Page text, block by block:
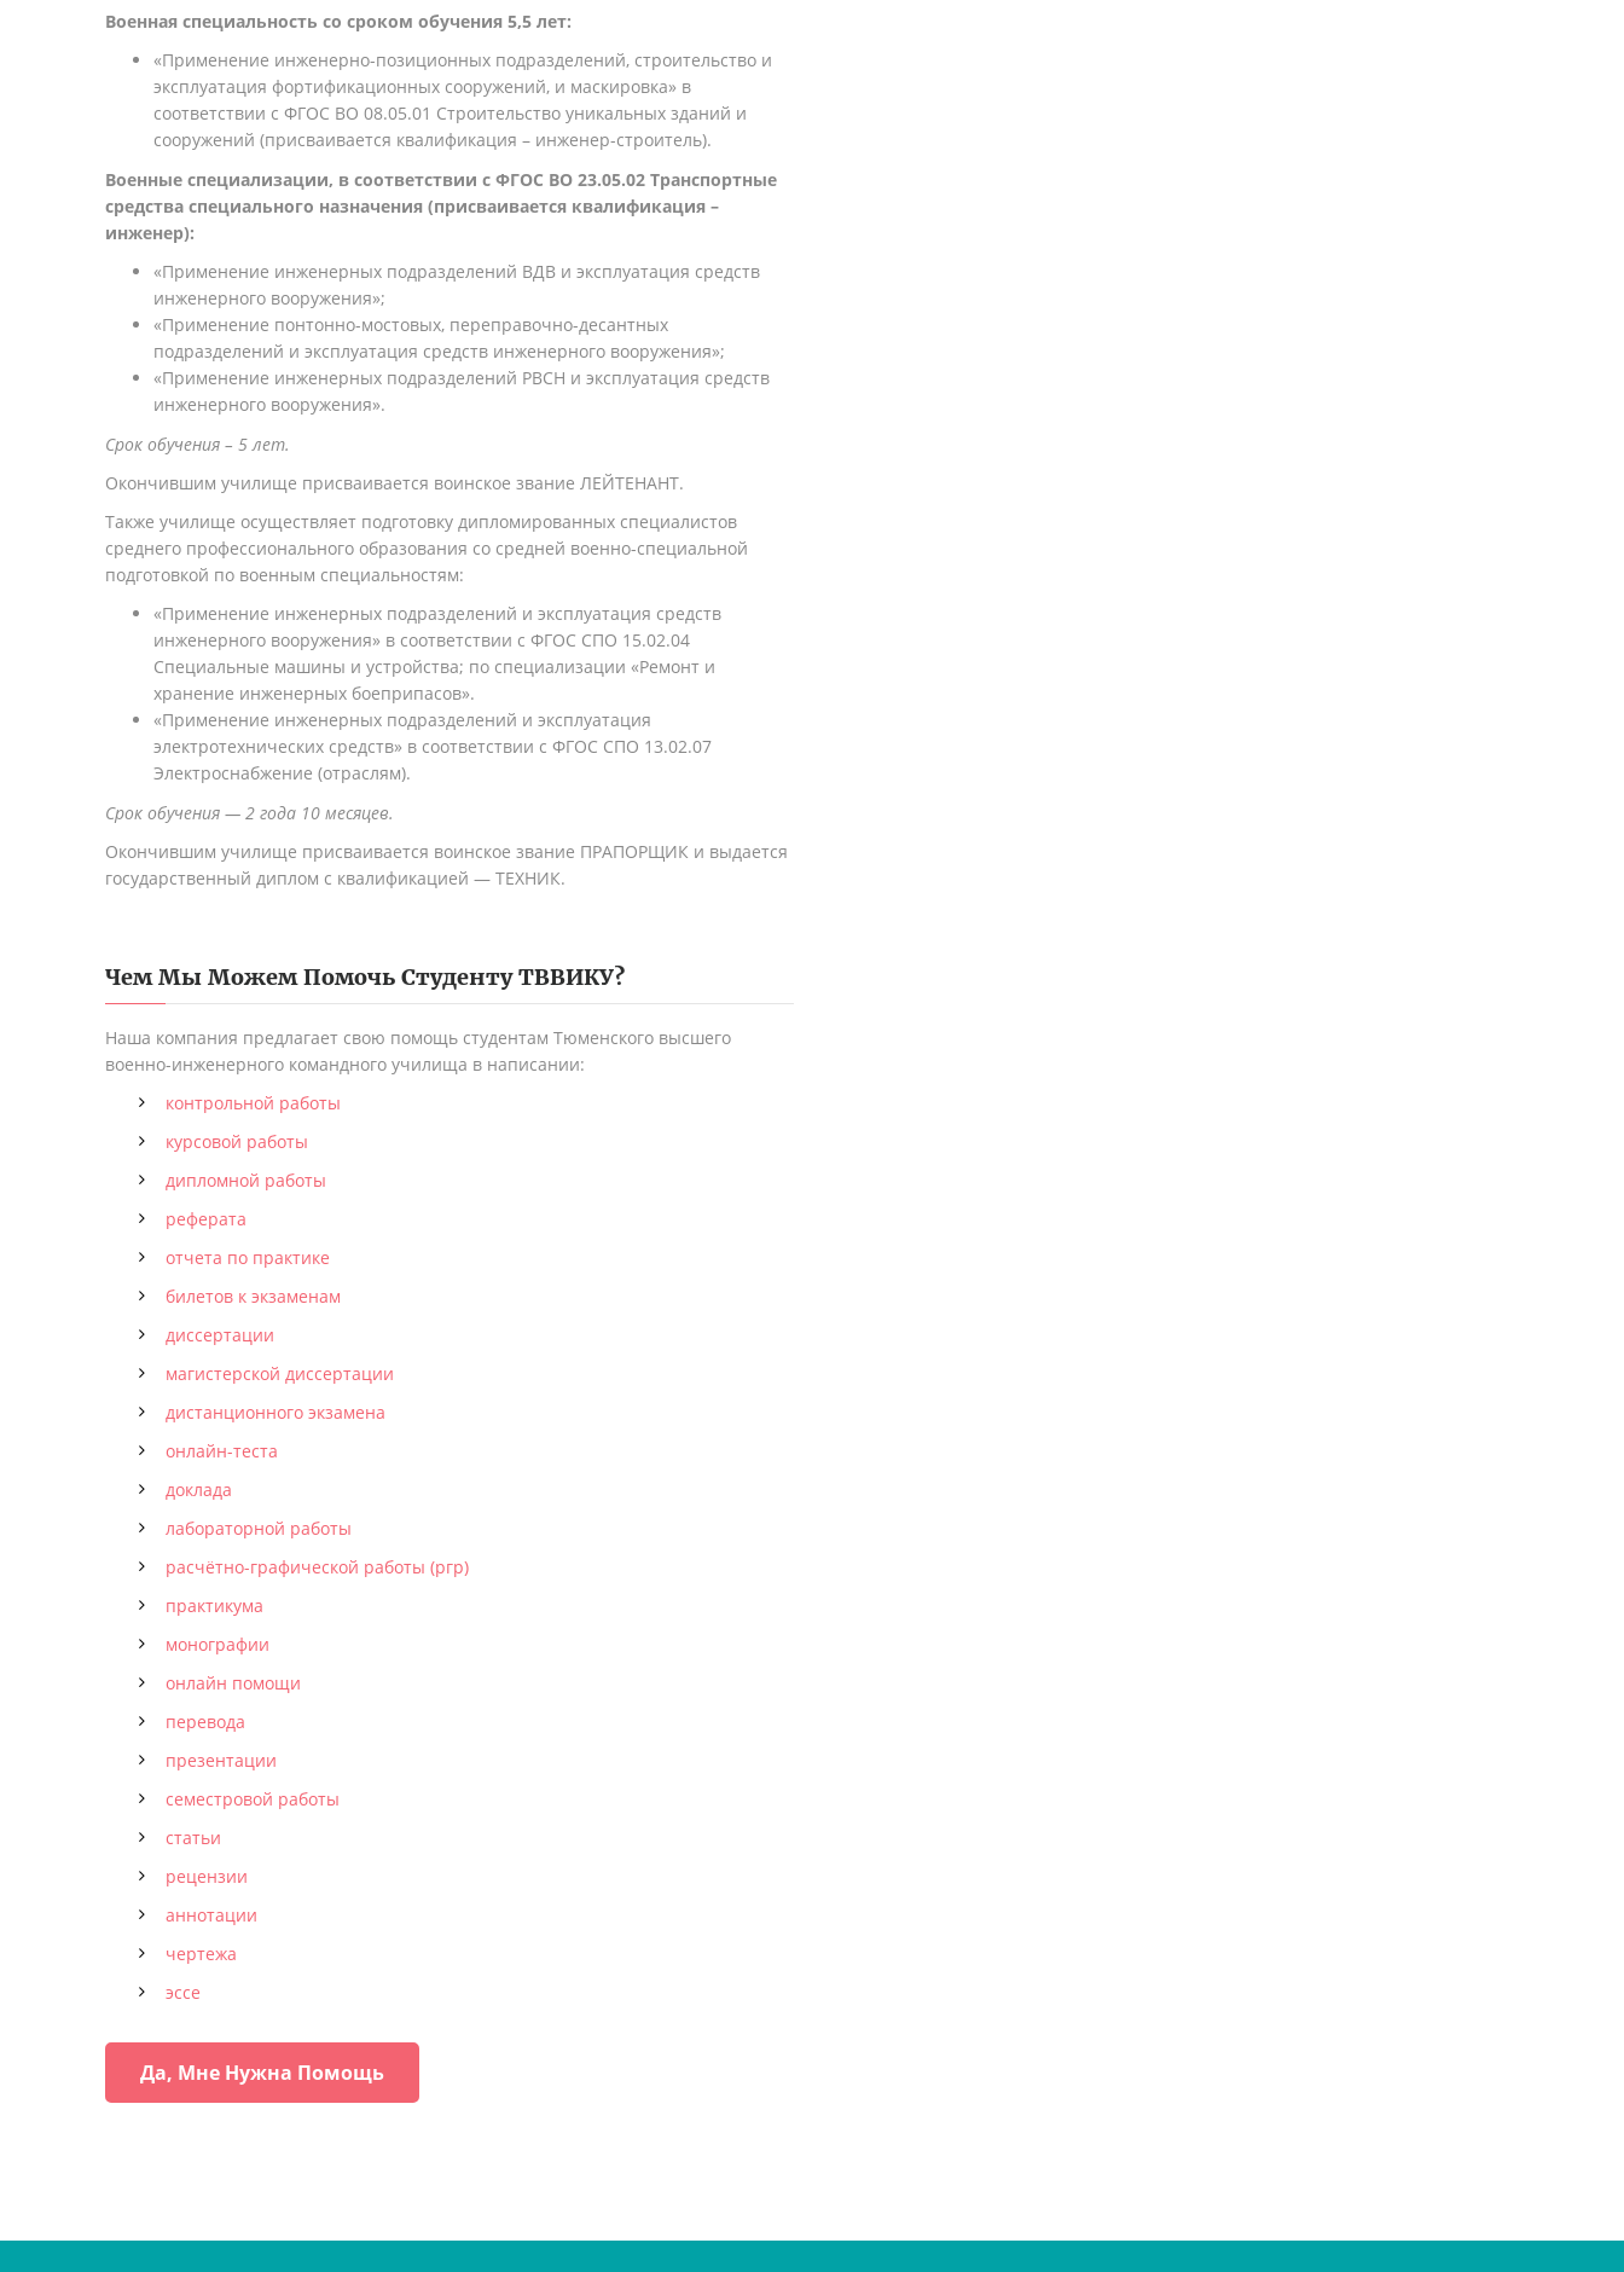
Военная специальность со сроком обучения 5,5 лет:
«Применение инженерно-позиционных подразделений, строительство и
эксплуатация фортификационных сооружений, и маскировка» в
соответствии с ФГОС ВО 08.05.01 Строительство уникальных зданий и
сооружений (присваивается квалификация – инженер-строитель).
Военные специализации, в соответствии с ФГОС ВО 23.05.02 Транспортные
средства специального назначения (присваивается квалификация –
инженер):
«Применение инженерных подразделений ВДВ и эксплуатация средств
инженерного вооружения»;
«Применение понтонно-мостовых, переправочно-десантных
подразделений и эксплуатация средств инженерного вооружения»;
«Применение инженерных подразделений РВСН и эксплуатация средств
инженерного вооружения».
Срок обучения – 5 лет.
Окончившим училище присваивается воинское звание ЛЕЙТЕНАНТ.
Также училище осуществляет подготовку дипломированных специалистов
среднего профессионального образования со средней военно-специальной
подготовкой по военным специальностям:
«Применение инженерных подразделений и эксплуатация средств
инженерного вооружения» в соответствии с ФГОС СПО 15.02.04
Специальные машины и устройства; по специализации «Ремонт и
хранение инженерных боеприпасов».
«Применение инженерных подразделений и эксплуатация
электротехнических средств» в соответствии с ФГОС СПО 13.02.07
Электроснабжение (отраслям).
Срок обучения — 2 года 10 месяцев.
Окончившим училище присваивается воинское звание ПРАПОРЩИК и выдается
государственный диплом с квалификацией — ТЕХНИК.
Чем Мы Можем Помочь СтудентуТВВИКУ?
Наша компания предлагает свою помощь студентам Тюменского высшего
военно-инженерного командного училища в написании:
контрольной работы
курсовой работы
дипломной работы
реферата
отчета по практике
билетов к экзаменам
диссертации
магистерской диссертации
дистанционного экзамена
онлайн-теста
доклада
лабораторной работы
расчётно-графической работы (ргр)
практикума
монографии
онлайн помощи
перевода
презентации
семестровой работы
статьи
рецензии
аннотации
чертежа
эссе
Да, Мне Нужна Помощь